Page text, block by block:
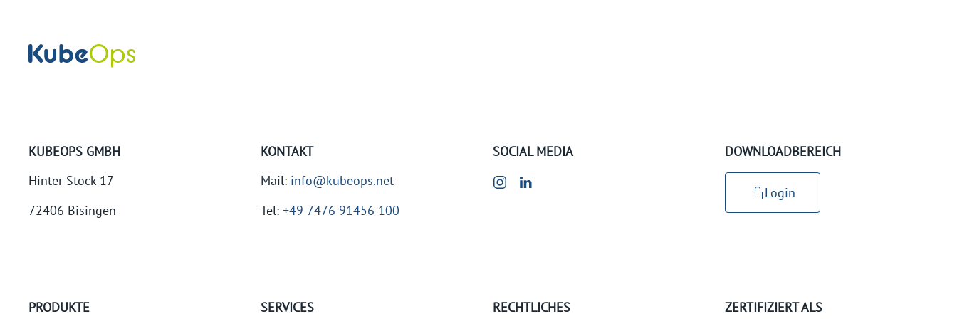
KUBEOPS GMBH
Hinter Stöck 17
72406 Bisingen
KONTAKT
Mail: info@kubeops.net
Tel: +49 7476 91456 100
SOCIAL MEDIA DOWNLOADBEREICH
Login
PRODUKTE SERVICES RECHTLICHES ZERTIFIZIERT ALS